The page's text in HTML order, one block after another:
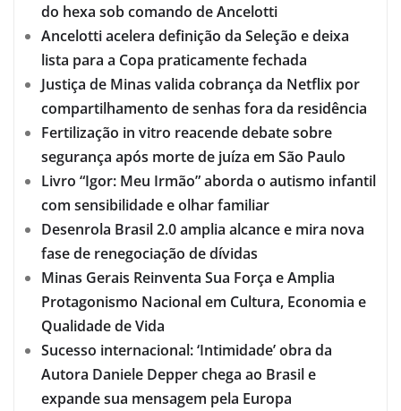
do hexa sob comando de Ancelotti
Ancelotti acelera definição da Seleção e deixa
lista para a Copa praticamente fechada
Justiça de Minas valida cobrança da Netflix por
compartilhamento de senhas fora da residência
Fertilização in vitro reacende debate sobre
segurança após morte de juíza em São Paulo
Livro “Igor: Meu Irmão” aborda o autismo infantil
com sensibilidade e olhar familiar
Desenrola Brasil 2.0 amplia alcance e mira nova
fase de renegociação de dívidas
Minas Gerais Reinventa Sua Força e Amplia
Protagonismo Nacional em Cultura, Economia e
Qualidade de Vida
Sucesso internacional: ‘Intimidade’ obra da
Autora Daniele Depper chega ao Brasil e
expande sua mensagem pela Europa